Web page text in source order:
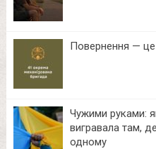
Повернення — це
Чужими руками:
вигравала там,
одному